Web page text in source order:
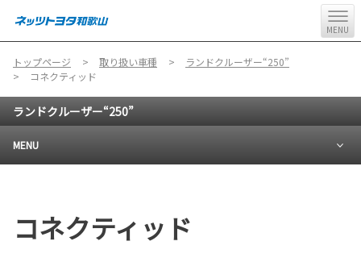
MENU
トップページ 取り扱い車種
ランドクルーザー“250”
コネクティッド
ランドクルーザー“250”
MENU
コネクティッド